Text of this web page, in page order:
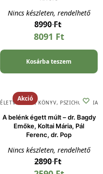
Nincs készleten, rendelhető
8990Ft
8091 Ft
Kosárba teszem
Akció
ÉLETVEZETÉS,KÖNYV, PSZICHOLÓGIA
A belénk égett múlt – dr. Bagdy
Emőke, Koltai Mária, Pál
Ferenc, dr. Pop
Nincs készleten, rendelhető
2890Ft